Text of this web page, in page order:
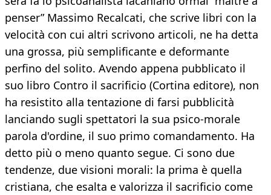
penser” Massimo Recalcati, che scrive libri con la
velocità con cui altri scrivono articoli, ne ha detta
una grossa, più semplificante e deformante
perfino del solito. Avendo appena pubblicato il
suo libro Contro il sacrificio (Cortina editore), non
ha resistito alla tentazione di farsi pubblicità
lanciando sugli spettatori la sua psico-morale
parola d'ordine, il suo primo comandamento. Ha
detto più o meno quanto segue. Ci sono due
tendenze, due visioni morali: la prima è quella
cristiana, che esalta e valorizza il sacrificio come